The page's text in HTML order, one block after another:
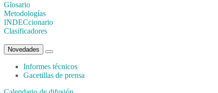
Glosario
Metodologías
INDECcionario
Clasificadores
Novedades
Informes técnicos
Gacetillas de prensa